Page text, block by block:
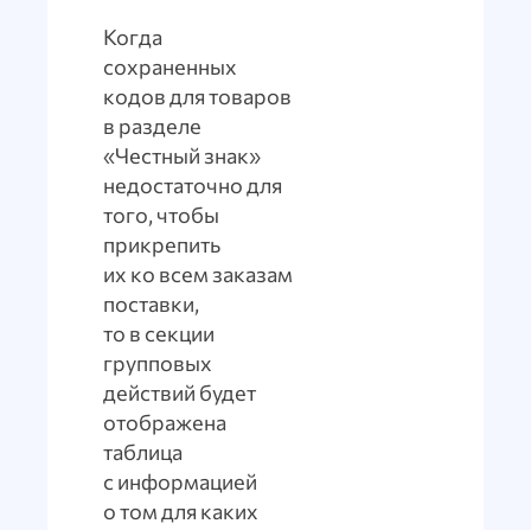
Когда
сохраненных
кодов для товаров
в разделе
«Честный знак»
недостаточно для
того, чтобы
прикрепить
их ко всем заказам
поставки,
то в секции
групповых
действий будет
отображена
таблица
с информацией
о том для каких